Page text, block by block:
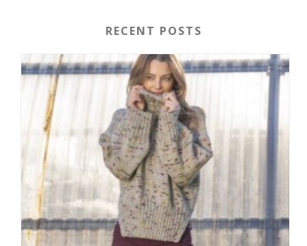
RECENT POSTS